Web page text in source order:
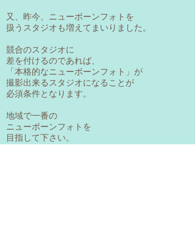
又、昨今、ニューボーンフォトを
扱うスタジオも増えてまいりました。
競合のスタジオに
差を付けるのであれば、
「本格的なニューボーンフォト」が
撮影出来るスタジオになることが
必須条件となります。
地域で一番の
ニューボーンフォトを
​目指して下さい。